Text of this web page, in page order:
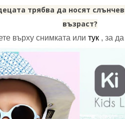
трябва да носят
възраст?
върху снимката или тук, за да